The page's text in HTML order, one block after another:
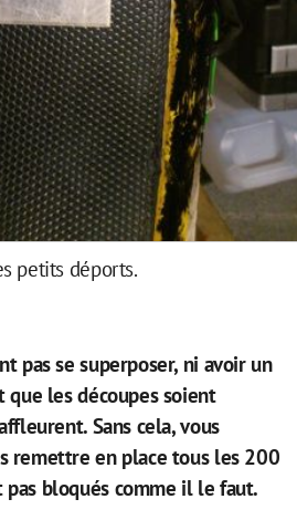
petits déports.
pas se superposer, ni avoir un
les découpes soient
Sans cela, vous
remettre en place tous les 200
bloqués comme il le faut.